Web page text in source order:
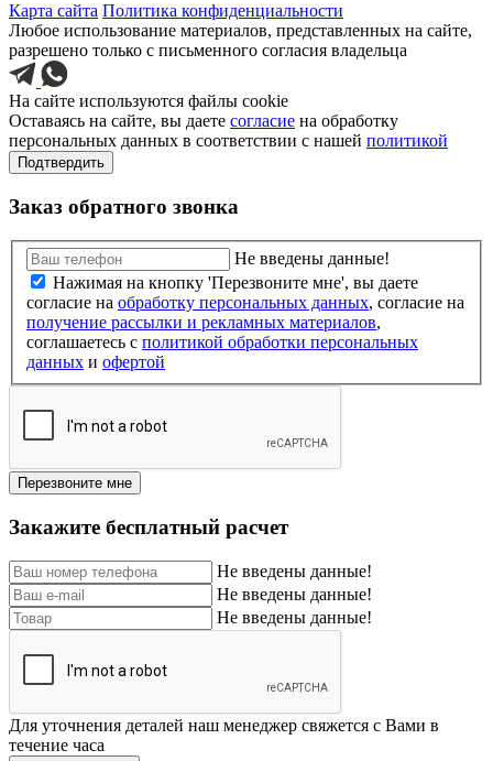
Карта сайта Политика конфиденциальности
Любое использование материалов, представленных на сайте,
разрешено только с письменного согласия владельца
На сайте используются файлы cookie
Оставаясь на сайте, вы даете согласие на обработку
персональных данных в соответствии с нашей политикой
Подтвердить
Заказ обратного звонка
Не введены данные!
Нажимая на кнопку 'Перезвоните мне', вы даете
согласие на обработку персональных данных, согласие на
получение рассылки и рекламных материалов,
соглашаетесь c политикой обработки персональных
данных и офертой
Перезвоните мне
Закажите бесплатный расчет
Не введены данные!
Не введены данные!
Не введены данные!
Для уточнения деталей наш менеджер свяжется с Вами в
течение часа